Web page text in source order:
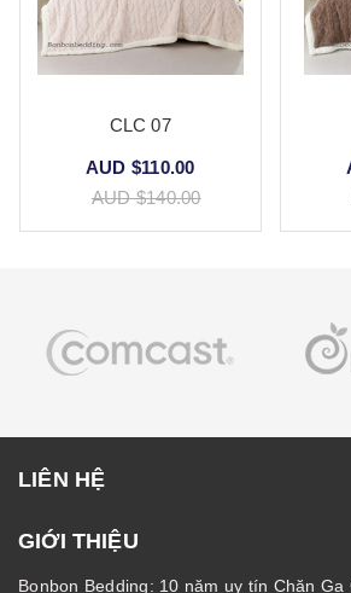
CLC 07
AUD $110.00
AUD $140.00
LIÊN HỆ
GIỚI THIỆU
Bonbon Bedding: 10 năm uy tín Chăn Ga